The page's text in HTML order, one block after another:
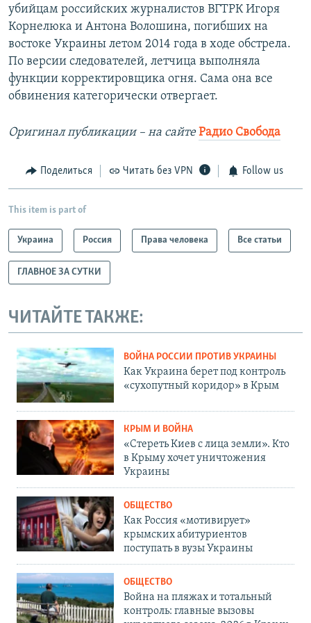
убийцам российских журналистов ВГТРК Игоря
Корнелюка и Антона Волошина, погибших на
востоке Украины летом 2014 года в ходе обстрела.
По версии следователей, летчица выполняла
функции корректировщика огня. Сама она все
обвинения категорически отвергает.
Оригинал публикации – на сайте Радио Свобода
Поделиться Читать без VPN Follow us
This item is part of
Украина Россия Права человека Все статьи
ГЛАВНОЕ ЗА СУТКИ
ЧИТАЙТЕ ТАКЖЕ:
ВОЙНА РОССИИ ПРОТИВ УКРАИНЫ
Как Украина берет под контроль
«сухопутный коридор» в Крым
КРЫМ И ВОЙНА
«Стереть Киев с лица земли». Кто
в Крыму хочет уничтожения
Украины
ОБЩЕСТВО
Как Россия «мотивирует»
крымских абитуриентов
поступать в вузы Украины
ОБЩЕСТВО
Война на пляжах и тотальный
контроль: главные вызовы